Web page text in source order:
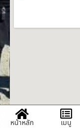
หน้าหลัก เมนู